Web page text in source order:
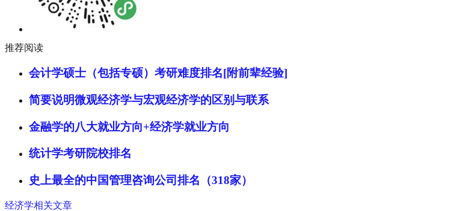
推荐阅读
会计学硕士（包括专硕）考研难度排名[附前辈经验]
简要说明微观经济学与宏观经济学的区别与联系
金融学的八大就业方向+经济学就业方向
统计学考研院校排名
史上最全的中国管理咨询公司排名（318家）
经济学相关文章